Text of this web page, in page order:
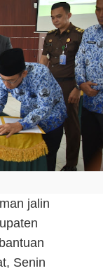
jalin
Senin